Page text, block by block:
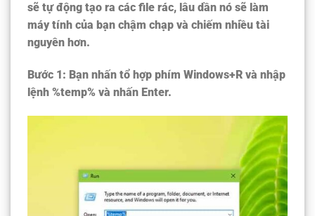
sẽ tự động tạo ra các file rác, lâu dần nó sẽ làm
máy tính của bạn chậm chạp và chiếm nhiều tài
nguyên hơn.
Bước 1: Bạn nhấn tổ hợp phím Windows+R và nhập
lệnh %temp% và nhấn Enter.